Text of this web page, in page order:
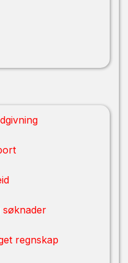
søknader
regnskap